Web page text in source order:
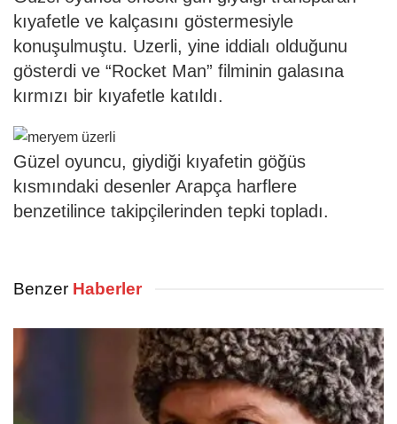
kıyafetle ve kalçasını göstermesiyle
konuşulmuştu. Uzerli, yine iddialı olduğunu
gösterdi ve “Rocket Man” filminin galasına
kırmızı bir kıyafetle katıldı.
Güzel oyuncu, giydiği kıyafetin göğüs
kısmındaki desenler Arapça harflere
benzetilince takipçilerinden tepki topladı.
Benzer Haberler